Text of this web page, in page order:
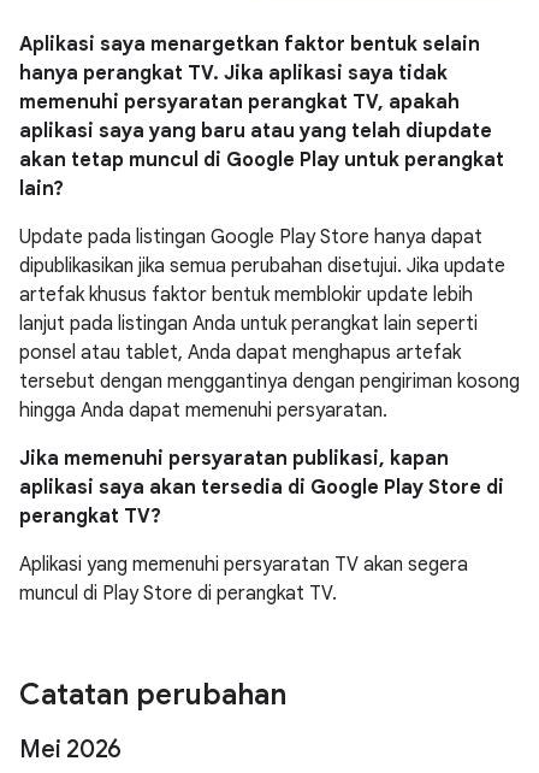
Aplikasi saya menargetkan faktor bentuk selain
hanya perangkat TV. Jika aplikasi saya tidak
memenuhi persyaratan perangkat TV, apakah
aplikasi saya yang baru atau yang telah diupdate
akan tetap muncul di Google Play untuk perangkat
lain?
Update pada listingan Google Play Store hanya dapat
dipublikasikan jika semua perubahan disetujui. Jika update
artefak khusus faktor bentuk memblokir update lebih
lanjut pada listingan Anda untuk perangkat lain seperti
ponsel atau tablet, Anda dapat menghapus artefak
tersebut dengan menggantinya dengan pengiriman kosong
hingga Anda dapat memenuhi persyaratan.
Jika memenuhi persyaratan publikasi, kapan
aplikasi saya akan tersedia di Google Play Store di
perangkat TV?
Aplikasi yang memenuhi persyaratan TV akan segera
muncul di Play Store di perangkat TV.
Catatan perubahan
Mei 2026